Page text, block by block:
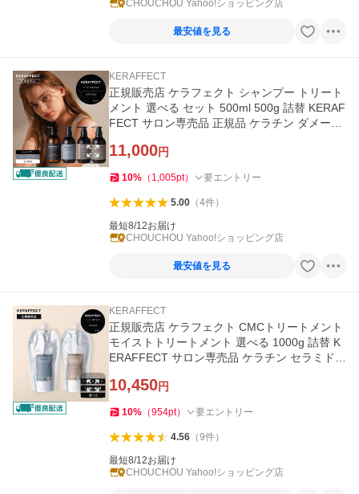
CHOUCHOU Yahoo!ショッピング店
最安値を見る
KERAFFECT
正規販売店 ケラフェクト シャンプー トリート
メント 選べる セット 500ml 500g 詰替 KERAF
FECT サロン専売品 正規品 ケラチン ダメージ
11,000円
10% （ 1,005pt） 要エントリー
5.00（4件）
最短8/12お届け
CHOUCHOU Yahoo!ショッピング店
最安値を見る
KERAFFECT
正規販売店 ケラフェクト CMCトリートメント
モイストトリートメント 選べる 1000g 詰替 K
ERAFFECT サロン専売品 ケラチン セラミド
10,450円
10% （954pt） 要エントリー
4.56（9件）
最短8/12お届け
CHOUCHOU Yahoo!ショッピング店